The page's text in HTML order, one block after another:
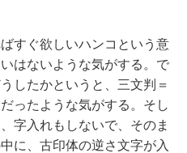
すぐ欲しいハンコという意
はないような気がする。で
したかというと、三文判＝
ったような気がする。そし
字入れもしないで、そのま
に、古印体の逆さ文字が入